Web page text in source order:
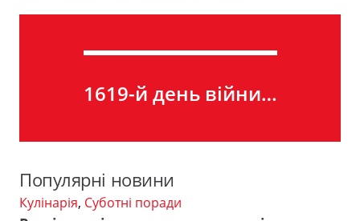
1619-й день війни…
Популярні новини
Кулінарія, Суботні поради